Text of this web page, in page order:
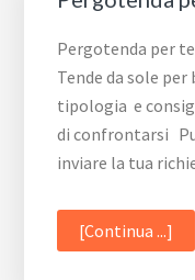
Pergotenda per
Tende da sole
tipologia e
di confrontarsi
inviare la tua
[Continua ...]
per